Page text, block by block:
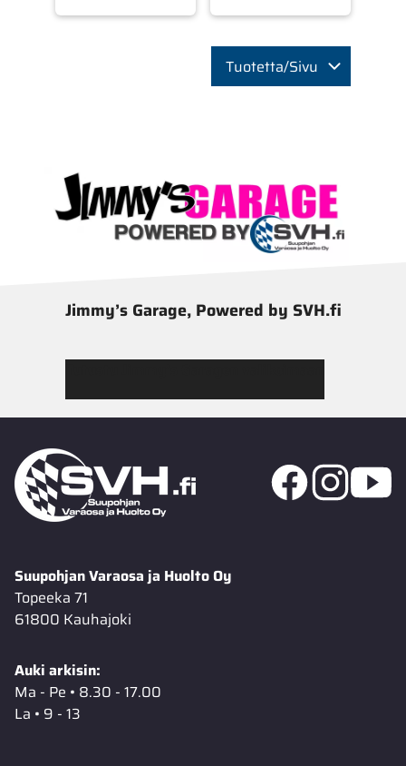
Tuotetta/Sivu
Jimmy’s Garage, Powered by SVH.fi
Suupohjan Varaosa ja Huolto Oy
Topeeka 71
61800 Kauhajoki
Auki arkisin:
Ma - Pe • 8.30 - 17.00
La • 9 - 13